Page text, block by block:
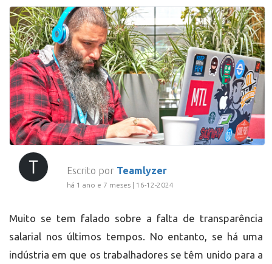
Escrito por Teamlyzer
há 1 ano e 7 meses | 16-12-2024
Muito se tem falado sobre a falta de transparência
salarial nos últimos tempos. No entanto, se há uma
indústria em que os trabalhadores se têm unido para a